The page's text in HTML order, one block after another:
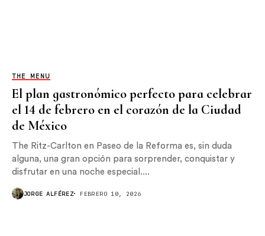
THE MENU
El plan gastronómico perfecto para celebrar
el 14 de febrero en el corazón de la Ciudad
de México
The Ritz-Carlton en Paseo de la Reforma es, sin duda
alguna, una gran opción para sorprender, conquistar y
disfrutar en una noche especial....
JORGE ALFÉREZ FEBRERO 10, 2026